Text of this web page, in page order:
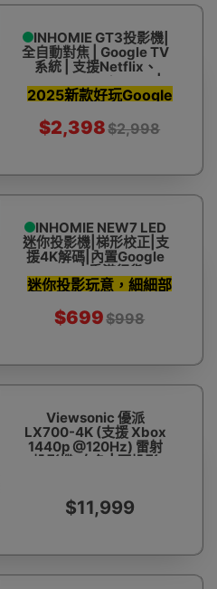
INHOMIE GT3投影機|
全自動對焦 | Google TV
系統 | 支援Netflix、
YouTube、Disney+ |
4K高清解碼 - 香港本地
2025新款好玩Google
TV系統投影機，支援
Google Assistant語
$2,398$2,998
INHOMIE NEW7 LED
迷你投影機|梯形校正|支
援4K解碼|內置Google
Play | 香港行貨
迷你投影玩意，細細部
$699$998
Viewsonic 優派
LX700-4K (支援 Xbox
1440p @120Hz) 雷射
投影機-白色 | 可投影
$11,999